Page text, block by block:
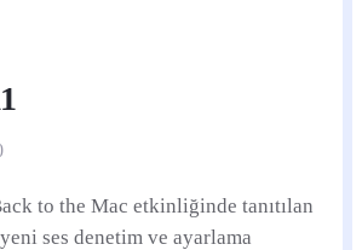
to the Mac etkinliğinde tanıtılan
ses denetim ve ayarlama